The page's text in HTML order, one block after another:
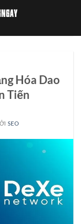
Hóa Dao
Tiến
SEO